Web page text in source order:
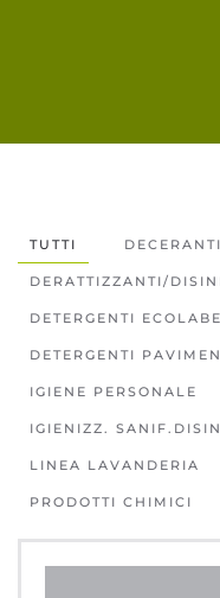
TUTTI DECERANTI
DERATTIZZANTI/
DETERGENTI
DETERGENTI
IGIENE PERSONALE
IGIENIZZ.
LINEA LAVANDERIA
PRODOTTI CHIMICI